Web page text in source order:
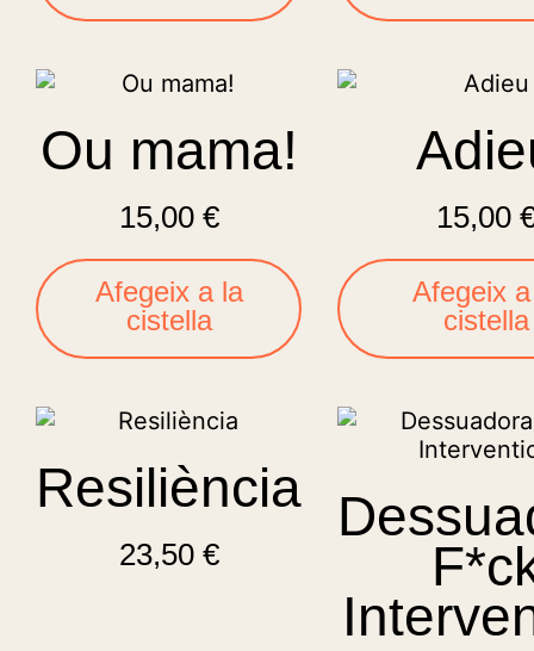
Ou mama!
15,00 €
Afegeix a la
cistella
15,00
Afegeix
cistella
Resiliència
23,50 €